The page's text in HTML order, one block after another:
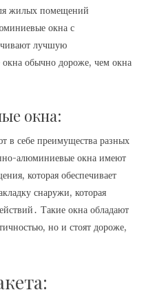
жилых помещений
окна с
лучшую
обычно дороже, чем окна
окна:
в себе преимущества разных
алюминиевые окна имеют
которая обеспечивает
снаружи, которая
Такие окна обладают
но и стоят дороже,